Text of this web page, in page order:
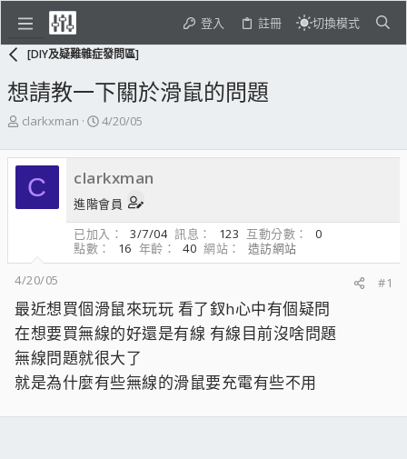
登入 註冊 切換模式
[DIY及疑難雜症發問區]
想請教一下關於滑鼠的問題
主
發
人
clarkxman
開
日
期
4/20/05
C clarkxman
進階會員
已加入
3/7/04 訊息 123 互動分數
0
點數
16 年齡 40 網站
造訪網站
4/20/05
#1
最近想買個滑鼠來玩玩 看了釵h心中有個疑問
在想要買無線的好還是有線 有線目前沒啥問題
無線問題就很大了
就是為什麼有些無線的滑鼠要充電有些不用